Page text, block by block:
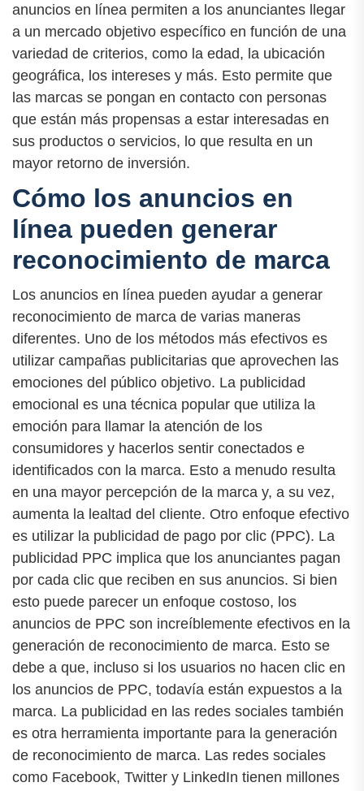
anuncios en línea permiten a los anunciantes llegar
a un mercado objetivo específico en función de una
variedad de criterios, como la edad, la ubicación
geográfica, los intereses y más. Esto permite que
las marcas se pongan en contacto con personas
que están más propensas a estar interesadas en
sus productos o servicios, lo que resulta en un
mayor retorno de inversión.
Cómo los anuncios en
línea pueden generar
reconocimiento de marca
Los anuncios en línea pueden ayudar a generar
reconocimiento de marca de varias maneras
diferentes. Uno de los métodos más efectivos es
utilizar campañas publicitarias que aprovechen las
emociones del público objetivo. La publicidad
emocional es una técnica popular que utiliza la
emoción para llamar la atención de los
consumidores y hacerlos sentir conectados e
identificados con la marca. Esto a menudo resulta
en una mayor percepción de la marca y, a su vez,
aumenta la lealtad del cliente. Otro enfoque efectivo
es utilizar la publicidad de pago por clic (PPC). La
publicidad PPC implica que los anunciantes pagan
por cada clic que reciben en sus anuncios. Si bien
esto puede parecer un enfoque costoso, los
anuncios de PPC son increíblemente efectivos en la
generación de reconocimiento de marca. Esto se
debe a que, incluso si los usuarios no hacen clic en
los anuncios de PPC, todavía están expuestos a la
marca. La publicidad en las redes sociales también
es otra herramienta importante para la generación
de reconocimiento de marca. Las redes sociales
como Facebook, Twitter y LinkedIn tienen millones